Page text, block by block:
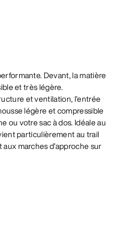
Devant, la matière
et très légère.
et ventilation, l’entrée
légère et compressible
ou votre sac à dos. Idéale au
particulièrement au trail
marches d’approche sur